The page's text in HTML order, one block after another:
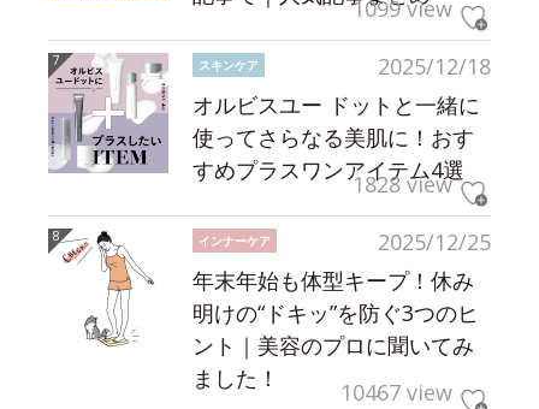
1099 view
2025/12/18
スキンケア
オルビスユー ドットと一緒に
使ってさらなる美肌に！おす
すめプラスワンアイテム4選
1828 view
2025/12/25
インナーケア
年末年始も体型キープ！休み
明けの“ドキッ”を防ぐ3つのヒ
ント｜美容のプロに聞いてみ
ました！
10467 view